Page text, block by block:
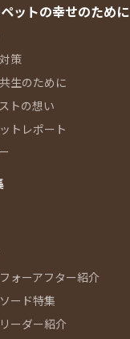
ットの幸せのために
策
生のために
トの想い
トレポート
ォーアフター紹介
ード特集
ーダー紹介